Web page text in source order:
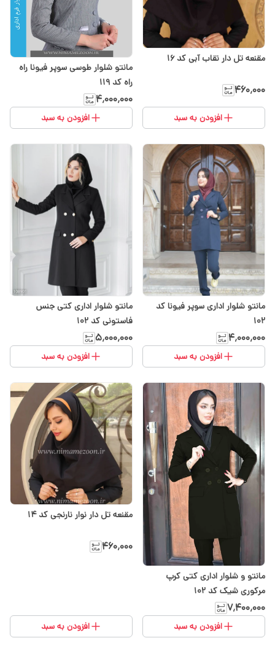
مقنعه تل دار نقاب آبی کد 16
۴۶۰٬۰۰۰
افزودن به سبد
مانتو شلوار طوسی سوپر فیونا راه
راه کد 119
۴٬۰۰۰٬۰۰۰
افزودن به سبد
مانتو شلوار اداری سوپر فیونا کد
۱۰۲
۴٬۰۰۰٬۰۰۰
افزودن به سبد
مانتو شلوار اداری کتی جنس
فاستونی کد 102
۵٬۰۰۰٬۰۰۰
افزودن به سبد
مانتو و شلوار اداری کتی کرپ
مرکوری شیک کد 102
۷٬۴۰۰٬۰۰۰
افزودن به سبد
مقنعه تل دار نوار نارنجی کد ۱۴
۴۶۰٬۰۰۰
افزودن به سبد